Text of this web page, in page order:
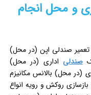
و محل انجام
صندلی اپن (در محل)
صندلی اداری (در محل)
(در محل) بالانس مکانیزم
روکش و رویه انواع